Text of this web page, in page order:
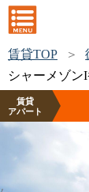
賃貸TOP
シャーメゾン
賃貸
アパート